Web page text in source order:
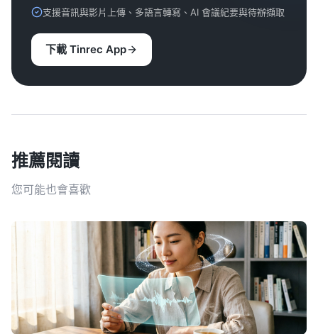
支援音訊與影片上傳、多語言轉寫、AI 會議紀要與待辦擷取
下載 Tinrec App
推薦閱讀
您可能也會喜歡